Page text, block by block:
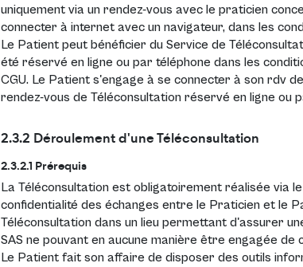
uniquement via un rendez-vous avec le praticien
connecter à internet avec un navigateur, dans les
Le Patient peut bénéficier du Service de
été réservé en ligne ou par téléphone dans les
CGU. Le Patient s'engage à se connecter à son rdv
rendez-vous de Téléconsultation réservé en ligne ou
2.3.2 Déroulement d'une Téléconsultation
2.3.2.1 Prérequis
La Téléconsultation est obligatoirement réalisée via
confidentialité des échanges entre le Praticien et le
Téléconsultation dans un lieu permettant d'assurer
SAS ne pouvant en aucune manière être engagée de
Le Patient fait son affaire de disposer des outils